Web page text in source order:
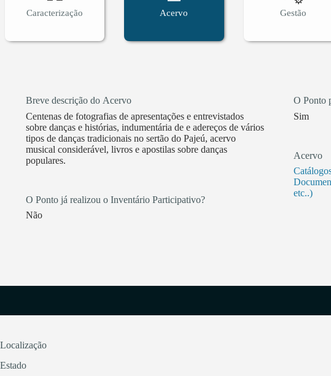
Caracterização Acervo
Breve descrição do Acervo
Centenas de fotografias de apresentações e entrevistados
sobre danças e histórias, indumentária de e adereços de vários
tipos de danças tradicionais no sertão do Pajeú, acervo
musical considerável, livros e apostilas sobre danças
populares.
O Ponto já realizou o Inventário Participativo?
Não
O Ponto
Sim
Acervo
etc..)
Gestão
Localização
Estado